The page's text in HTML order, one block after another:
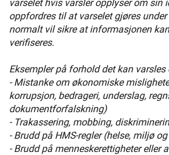
varselet hvis varsler opplyser om sin
oppfordres til at varselet gjøres
normalt vil sikre at informasjonen
verifiseres.
Eksempler på forhold det kan varsles
- Mistanke om økonomiske
korrupsjon, bedrageri, underslag,
dokumentforfalskning)
- Trakassering, mobbing,
- Brudd på HMS-regler (helse, miljø
- Brudd på menneskerettigheter eller